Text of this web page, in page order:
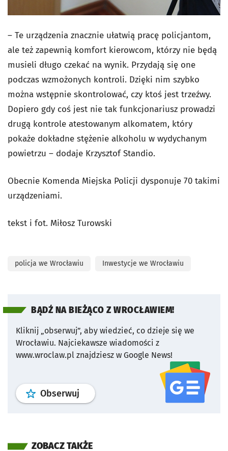
– Te urządzenia znacznie ułatwią pracę policjantom,
ale też zapewnią komfort kierowcom, którzy nie będą
musieli długo czekać na wynik. Przydają się one
podczas wzmożonych kontroli. Dzięki nim szybko
można wstępnie skontrolować, czy ktoś jest trzeźwy.
Dopiero gdy coś jest nie tak funkcjonariusz prowadzi
drugą kontrole atestowanym alkomatem, który
pokaże dokładne stężenie alkoholu w wydychanym
powietrzu – dodaje Krzysztof Standio.
Obecnie Komenda Miejska Policji dysponuje 70 takimi
urządzeniami.
tekst i fot. Miłosz Turowski
policja we Wrocławiu Inwestycje we Wrocławiu
BĄDŹ NA BIEŻĄCO Z WROCŁAWIEM!
Kliknij „obserwuj”, aby wiedzieć, co dzieje się we
Wrocławiu. Najciekawsze wiadomości z
www.wroclaw.pl znajdziesz w Google News!
Obserwuj profil serwisu
ZOBACZ TAKŻE